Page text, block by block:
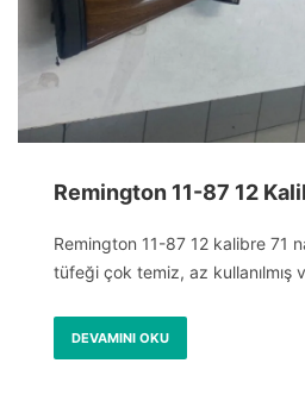
Remington 11-87 12
Remington 11-87 12 kalibre 71
tüfeği çok temiz, az kullanılmış
DEVAMINI OKU